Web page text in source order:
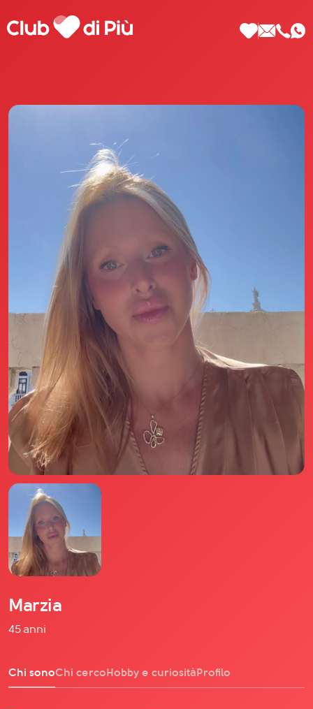
Scopri Club di Più
Le testimonianze Club di Più
La fondatrice Valeria Pilla
Annunci Donne
Agenzia matrimoniale Club di Più
Love Notebook
Il libro Donna di Cuori
Quanto costa Club di Più
Love Academy
Domande Frequenti
Impegno Sociale
Le nostre sedi
Facebook
YouTube
Instagram
TikTok
Marzia
45 anni
Chi sonoChi cercoHobby e curiositàProfilo